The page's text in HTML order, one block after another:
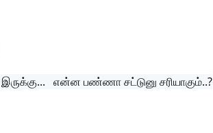
என்ன பண்ணா சட்டுனு சரியாகும்..?